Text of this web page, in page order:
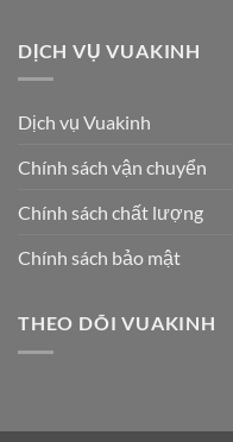
DỊCH VỤ VUAKINH
Dịch vụ Vuakinh
Chính sách vận chuyển
Chính sách chất lượng
Chính sách bảo mật
THEO DÕI VUAKINH